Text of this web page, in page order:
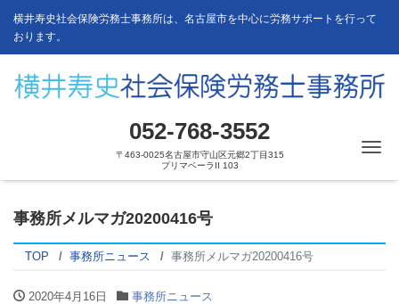
横井寿史社会保険労務士事務所は、名古屋市を中心に労務サポートを行って
おります。
052-768-3552
〒463-0025名古屋市守山区元郷2丁目315
プリマベーラII 103
事務所メルマガ20200416号
TOP 事務所ニュース 事務所メルマガ20200416号
2020年4月16日 事務所ニュース